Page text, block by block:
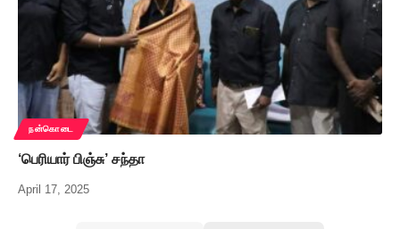
நன்கொடை
‘பெரியார் பிஞ்சு’ சந்தா
April 17, 2025